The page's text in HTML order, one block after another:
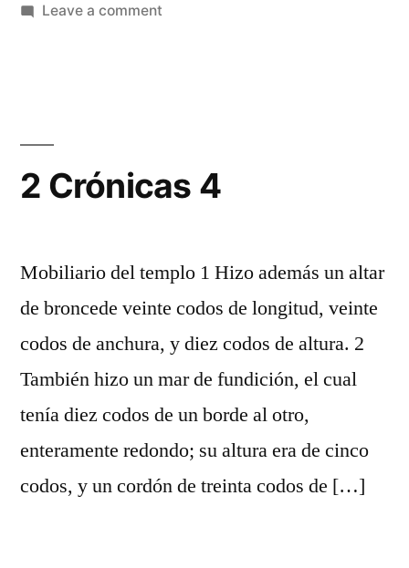
by
Leave a commenton
2 Crónicas 4
Mobiliario del templo 1 Hizo además un altar
de broncede veinte codos de longitud, veinte
codos de anchura, y diez codos de altura. 2
También hizo un mar de fundición, el cual
tenía diez codos de un borde al otro,
enteramente redondo; su altura era de cinco
codos, y un cordón de treinta codos de […]